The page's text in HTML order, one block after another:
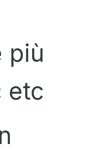
più
etc